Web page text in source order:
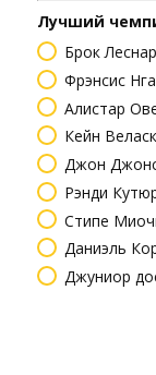
Лучший
Брок Леснар
Фрэнсис
Алистар
Кейн
Джон
Рэнди
Стипе
Даниэль
Джуниор